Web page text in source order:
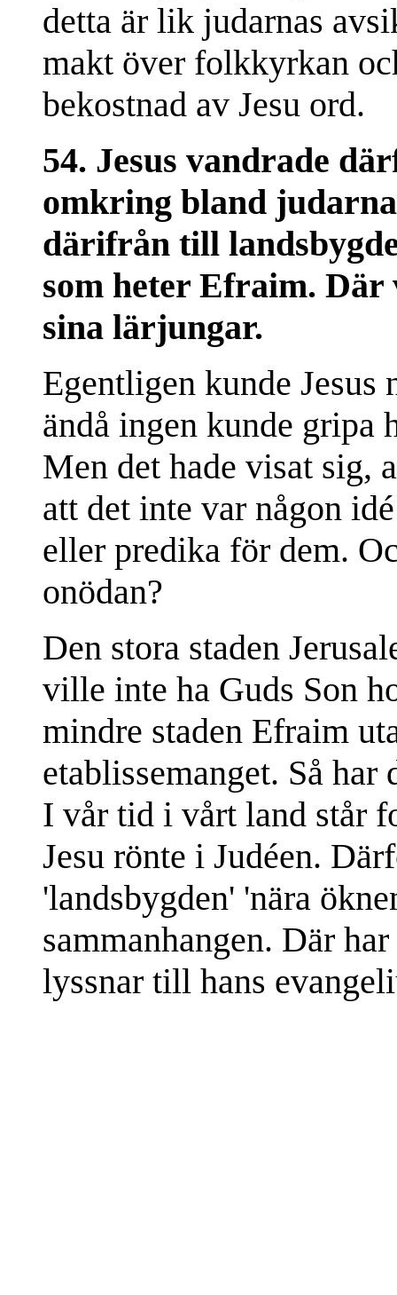
detta är lik judarnas
makt över folkkyrkan
bekostnad av Jesu ord.
54. Jesus vandrade
omkring bland
därifrån till
som heter Efraim. Där
sina lärjungar.
Egentligen kunde Jesus
ändå ingen kunde gripa
Men det hade visat sig,
att det inte var någon
eller predika för dem.
onödan?
Den stora staden
ville inte ha Guds Son
mindre staden Efraim
etablissemanget. Så
I vår tid i vårt land står
Jesu rönte i Judéen.
'landsbygden' 'nära
sammanhangen. Där
lyssnar till hans